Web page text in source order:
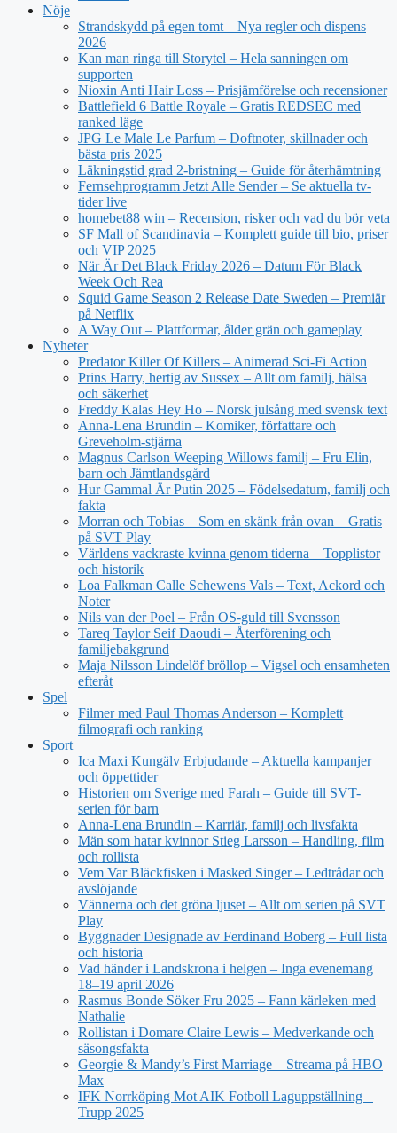
Nöje
Strandskydd på egen tomt – Nya regler och dispens
2026
Kan man ringa till Storytel – Hela sanningen om
supporten
Nioxin Anti Hair Loss – Prisjämförelse och recensioner
Battlefield 6 Battle Royale – Gratis REDSEC med
ranked läge
JPG Le Male Le Parfum – Doftnoter, skillnader och
bästa pris 2025
Läkningstid grad 2-bristning – Guide för återhämtning
Fernsehprogramm Jetzt Alle Sender – Se aktuella tv-
tider live
homebet88 win – Recension, risker och vad du bör veta
SF Mall of Scandinavia – Komplett guide till bio, priser
och VIP 2025
När Är Det Black Friday 2026 – Datum För Black
Week Och Rea
Squid Game Season 2 Release Date Sweden – Premiär
på Netflix
A Way Out – Plattformar, ålder grän och gameplay
Nyheter
Predator Killer Of Killers – Animerad Sci-Fi Action
Prins Harry, hertig av Sussex – Allt om familj, hälsa
och säkerhet
Freddy Kalas Hey Ho – Norsk julsång med svensk text
Anna-Lena Brundin – Komiker, författare och
Greveholm-stjärna
Magnus Carlson Weeping Willows familj – Fru Elin,
barn och Jämtlandsgård
Hur Gammal Är Putin 2025 – Födelsedatum, familj och
fakta
Morran och Tobias – Som en skänk från ovan – Gratis
på SVT Play
Världens vackraste kvinna genom tiderna – Topplistor
och historik
Loa Falkman Calle Schewens Vals – Text, Ackord och
Noter
Nils van der Poel – Från OS-guld till Svensson
Tareq Taylor Seif Daoudi – Återförening och
familjebakgrund
Maja Nilsson Lindelöf bröllop – Vigsel och ensamheten
efteråt
Spel
Filmer med Paul Thomas Anderson – Komplett
filmografi och ranking
Sport
Ica Maxi Kungälv Erbjudande – Aktuella kampanjer
och öppettider
Historien om Sverige med Farah – Guide till SVT-
serien för barn
Anna-Lena Brundin – Karriär, familj och livsfakta
Män som hatar kvinnor Stieg Larsson – Handling, film
och rollista
Vem Var Bläckfisken i Masked Singer – Ledtrådar och
avslöjande
Vännerna och det gröna ljuset – Allt om serien på SVT
Play
Byggnader Designade av Ferdinand Boberg – Full lista
och historia
Vad händer i Landskrona i helgen – Inga evenemang
18–19 april 2026
Rasmus Bonde Söker Fru 2025 – Fann kärleken med
Nathalie
Rollistan i Domare Claire Lewis – Medverkande och
säsongsfakta
Georgie & Mandy’s First Marriage – Streama på HBO
Max
IFK Norrköping Mot AIK Fotboll Laguppställning –
Trupp 2025